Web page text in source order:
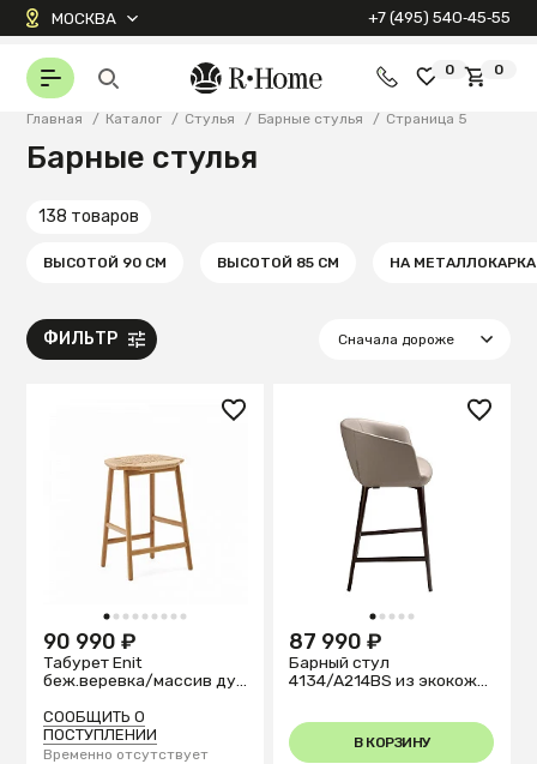
МОСКВА +7 (495) 540‑45‑55
0 0
Главная / Каталог / Стулья / Барные стулья / Страница 5
Барные стулья
138 товаров
ВЫСОТОЙ 90 СМ ВЫСОТОЙ 85 СМ НА
ФИЛЬТР
1 2 3 4 5 6 7 8 9
90 990 ₽
Табурет Enit
беж.веревка/массив дуб
СООБЩИТЬ О
ПОСТУПЛЕНИИ
Временно отсутствует
1 2 3 4 5
87 990 ₽
Барный стул
4134/A214BS из экокожи
В КОРЗИНУ